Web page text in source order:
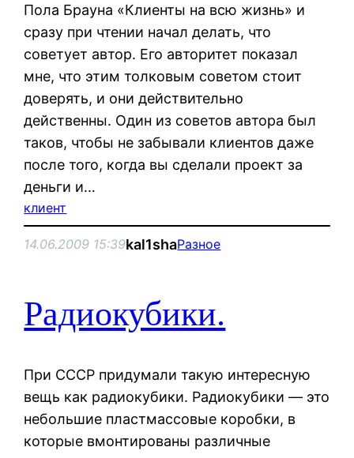
Пола Брауна «Клиенты на всю жизнь» и
сразу при чтении начал делать, что
советует автор. Его авторитет показал
мне, что этим толковым советом стоит
доверять, и они действительно
действенны. Один из советов автора был
таков, чтобы не забывали клиентов даже
после того, когда вы сделали проект за
деньги и…
клиент
14.06.2009 15:39kal1shaРазное
Радиокубики.
При СССР придумали такую интересную
вещь как радиокубики. Радиокубики — это
небольшие пластмассовые коробки, в
которые вмонтированы раз­личные